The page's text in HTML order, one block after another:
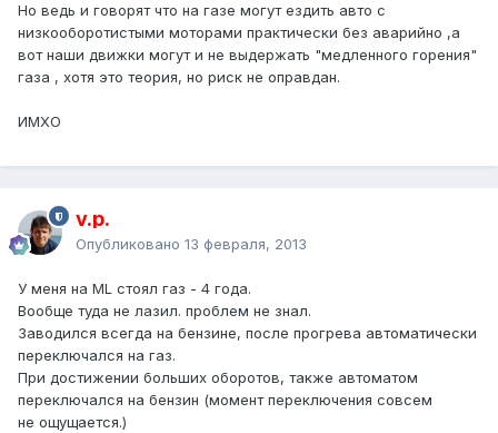
Но ведь и говорят что на газе могут ездить авто с
низкооборотистыми моторами практически без аварийно ,а
вот наши движки могут и не выдержать "медленного горения"
газа , хотя это теория, но риск не оправдан.
ИМХО
v.p.
Опубликовано 13 февраля, 2013
У меня на ML стоял газ - 4 года.
Вообще туда не лазил. проблем не знал.
Заводился всегда на бензине, после прогрева автоматически
переключался на газ.
При достижении больших оборотов, также автоматом
переключался на бензин (момент переключения совсем
не ощущается.)